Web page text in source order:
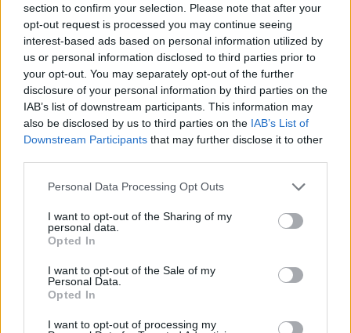
section to confirm your selection. Please note that after your
opt-out request is processed you may continue seeing
interest-based ads based on personal information utilized by
us or personal information disclosed to third parties prior to
your opt-out. You may separately opt-out of the further
disclosure of your personal information by third parties on the
IAB’s list of downstream participants. This information may
also be disclosed by us to third parties on the IAB’s List of
Downstream Participants that may further disclose it to other
Please note that this website/app uses one or more Google
not limited to your visit or usage behaviour. You may click to
grant or deny consent to Google and its third-party tags to
use your data for below specified purposes in below Google
consent section.
Personal Data Processing Opt Outs
I want to opt-out of the Sharing of my
personal data.
Opted In
I want to opt-out of the Sale of my
Personal Data.
Opted In
I want to opt-out of processing my
Hozzászólások
The Irishman - hibátlan az új
Scorsese film előzetese
Robert De Niro, Al Pacino és Joe Pesci is
szerepel a háború utáni Amerikában játszódó,
netflixes filmben.